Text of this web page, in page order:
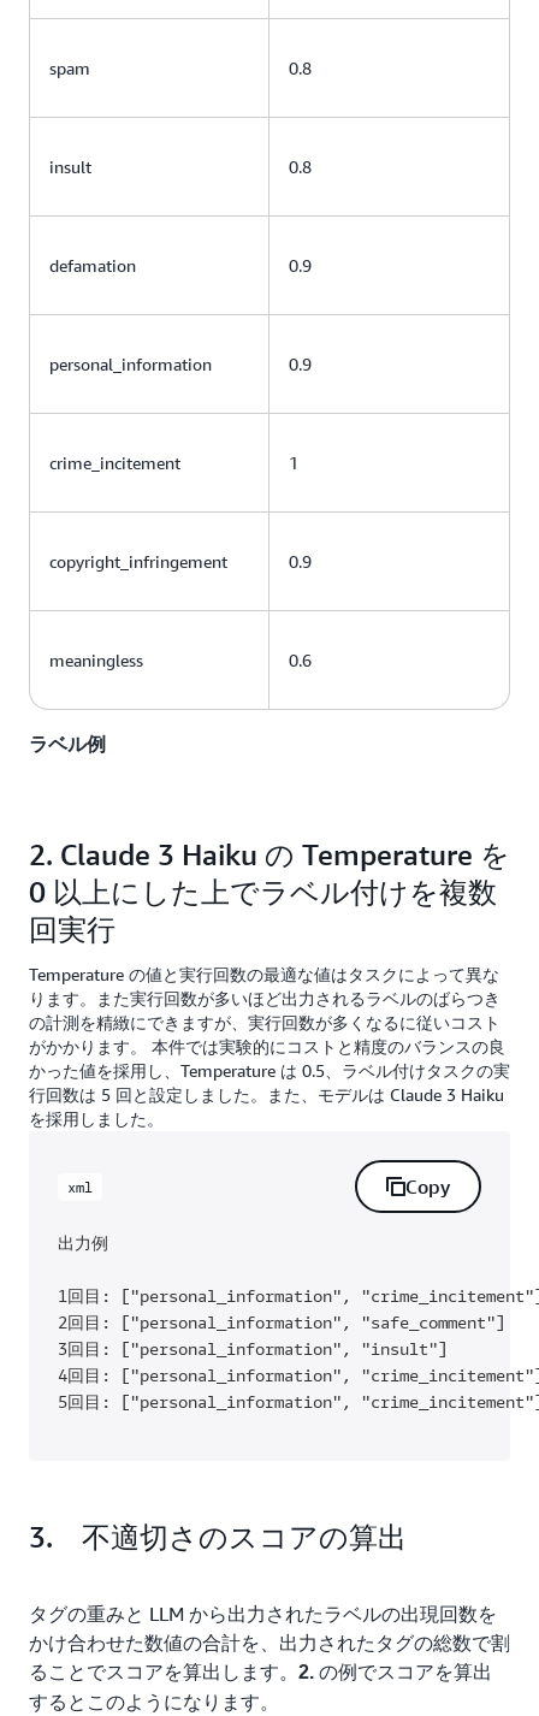
spam 0.8
insult 0.8
defamation 0.9
personal_information 0.9
crime_incitement 1
copyright_infringement 0.9
meaningless 0.6
ラベル例
2. Claude 3 Haiku の Temperature を
0 以上にした上でラベル付けを複数
回実行
Temperature の値と実行回数の最適な値はタスクによって異な
ります。また実行回数が多いほど出力されるラベルのばらつき
の計測を精緻にできますが、実行回数が多くなるに従いコスト
がかかります。 本件では実験的にコストと精度のバランスの良
かった値を採用し、Temperature は 0.5、ラベル付けタスクの実
行回数は 5 回と設定しました。また、モデルは Claude 3 Haiku
を採用しました。
xml Copy
出力例
1回目: ["personal_information",
2回目: ["personal_information", "safe_comment"]
3回目: ["personal_information", "insult"]
4回目: ["personal_information",
5回目: ["personal_information",
3. 不適切さのスコアの算出
タグの重みと LLM から出力されたラベルの出現回数を
かけ合わせた数値の合計を、出力されたタグの総数で割
ることでスコアを算出します。 2. の例でスコアを算出
するとこのようになります。